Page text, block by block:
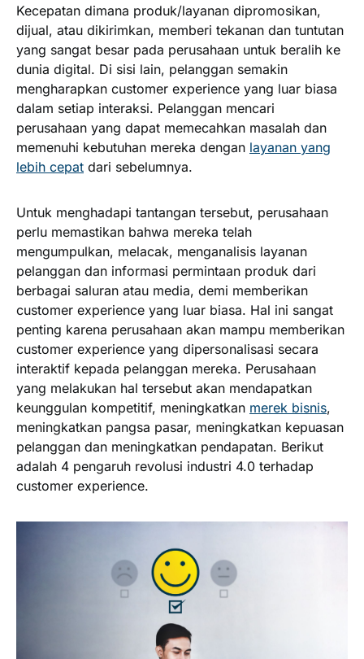
Kecepatan dimana produk/layanan dipromosikan,
dijual, atau dikirimkan, memberi tekanan dan tuntutan
yang sangat besar pada perusahaan untuk beralih ke
dunia digital. Di sisi lain, pelanggan semakin
mengharapkan customer experience yang luar biasa
dalam setiap interaksi. Pelanggan mencari
perusahaan yang dapat memecahkan masalah dan
memenuhi kebutuhan mereka dengan layanan yang
lebih cepat dari sebelumnya.
Untuk menghadapi tantangan tersebut, perusahaan
perlu memastikan bahwa mereka telah
mengumpulkan, melacak, menganalisis layanan
pelanggan dan informasi permintaan produk dari
berbagai saluran atau media, demi memberikan
customer experience yang luar biasa. Hal ini sangat
penting karena perusahaan akan mampu memberikan
customer experience yang dipersonalisasi secara
interaktif kepada pelanggan mereka. Perusahaan
yang melakukan hal tersebut akan mendapatkan
keunggulan kompetitif, meningkatkan merek bisnis,
meningkatkan pangsa pasar, meningkatkan kepuasan
pelanggan dan meningkatkan pendapatan. Berikut
adalah 4 pengaruh revolusi industri 4.0 terhadap
customer experience.